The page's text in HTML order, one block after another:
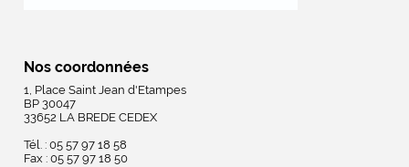
Nos coordonnées
1, Place Saint Jean d'Etampes
BP 30047
33652 LA BREDE CEDEX
Tél. : 05 57 97 18 58
Fax : 05 57 97 18 50